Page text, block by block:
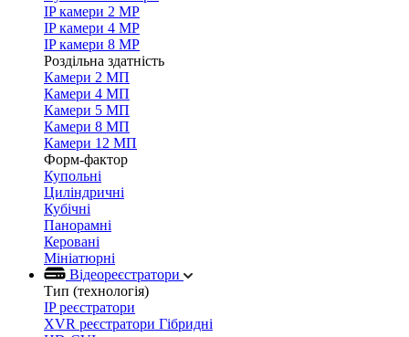
IP камери 2 MP
IP камери 4 MP
IP камери 8 MP
Роздільна здатність
Камери 2 МП
Камери 4 МП
Камери 5 МП
Камери 8 МП
Камери 12 МП
Форм-фактор
Купольні
Циліндричні
Кубічні
Панорамні
Керовані
Мініатюрні
Відеореєстратори
Тип (технологія)
IP реєстратори
XVR реєстратори Гібридні